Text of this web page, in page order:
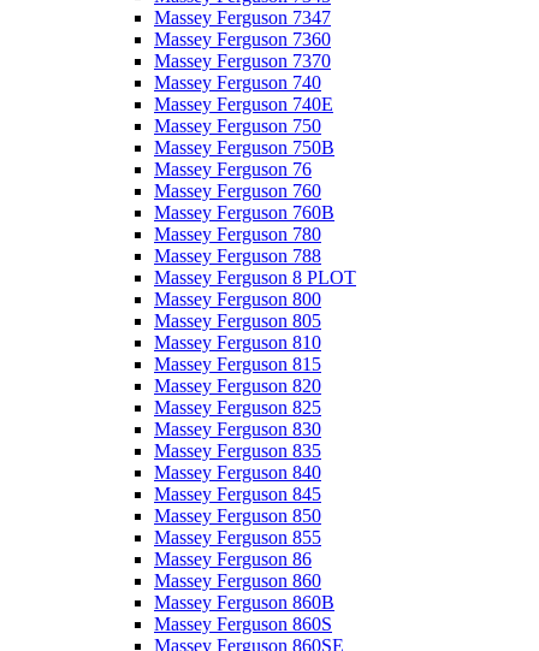
Massey Ferguson 7347
Massey Ferguson 7360
Massey Ferguson 7370
Massey Ferguson 740
Massey Ferguson 740E
Massey Ferguson 750
Massey Ferguson 750B
Massey Ferguson 76
Massey Ferguson 760
Massey Ferguson 760B
Massey Ferguson 780
Massey Ferguson 788
Massey Ferguson 8 PLOT
Massey Ferguson 800
Massey Ferguson 805
Massey Ferguson 810
Massey Ferguson 815
Massey Ferguson 820
Massey Ferguson 825
Massey Ferguson 830
Massey Ferguson 835
Massey Ferguson 840
Massey Ferguson 845
Massey Ferguson 850
Massey Ferguson 855
Massey Ferguson 86
Massey Ferguson 860
Massey Ferguson 860B
Massey Ferguson 860S
Massey Ferguson 860SE